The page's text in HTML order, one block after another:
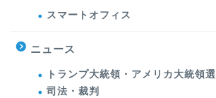
スマートオフィス
ニュース
トランプ大統領・アメリカ大統領選
司法・裁判